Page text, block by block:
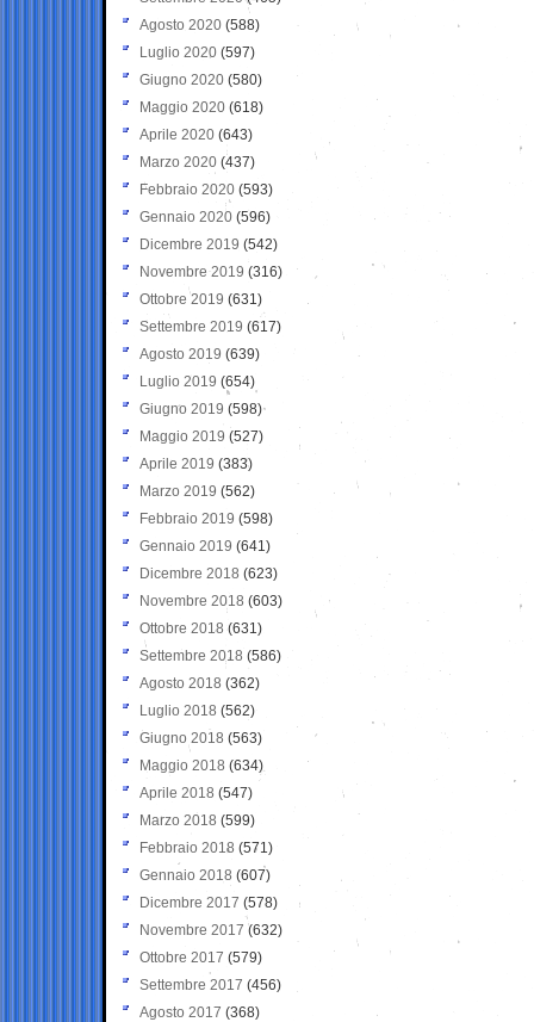
Agosto 2020 (588)
Luglio 2020 (597)
Giugno 2020 (580)
Maggio 2020 (618)
Aprile 2020 (643)
Marzo 2020 (437)
Febbraio 2020 (593)
Gennaio 2020 (596)
Dicembre 2019 (542)
Novembre 2019 (316)
Ottobre 2019 (631)
Settembre 2019 (617)
Agosto 2019 (639)
Luglio 2019 (654)
Giugno 2019 (598)
Maggio 2019 (527)
Aprile 2019 (383)
Marzo 2019 (562)
Febbraio 2019 (598)
Gennaio 2019 (641)
Dicembre 2018 (623)
Novembre 2018 (603)
Ottobre 2018 (631)
Settembre 2018 (586)
Agosto 2018 (362)
Luglio 2018 (562)
Giugno 2018 (563)
Maggio 2018 (634)
Aprile 2018 (547)
Marzo 2018 (599)
Febbraio 2018 (571)
Gennaio 2018 (607)
Dicembre 2017 (578)
Novembre 2017 (632)
Ottobre 2017 (579)
Settembre 2017 (456)
Agosto 2017 (368)